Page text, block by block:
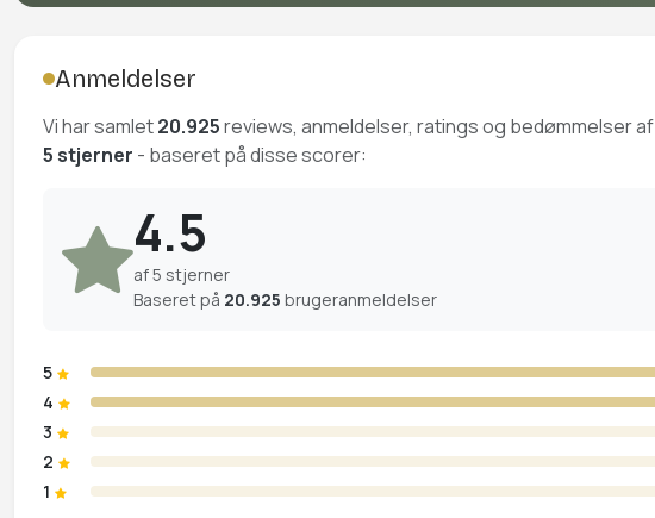
Anmeldelser
Vi har samlet20.925reviews, anmeldelser, ratings og bedømmelser af
5 stjerner - baseret på disse scorer:
4.5
af 5 stjerner
Baseret på 20.925 brugeranmeldelser
5
4
3
2
1